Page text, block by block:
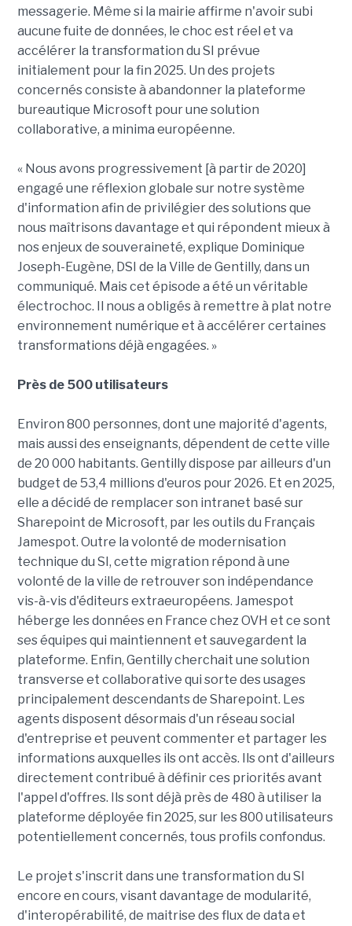
messagerie. Même si la mairie affirme n'avoir subi
aucune fuite de données, le choc est réel et va
accélérer la transformation du SI prévue
initialement pour la fin 2025. Un des projets
concernés consiste à abandonner la plateforme
bureautique Microsoft pour une solution
collaborative, a minima européenne.
« Nous avons progressivement [à partir de 2020]
engagé une réflexion globale sur notre système
d'information afin de privilégier des solutions que
nous maîtrisons davantage et qui répondent mieux à
nos enjeux de souveraineté, explique Dominique
Joseph-Eugène, DSI de la Ville de Gentilly, dans un
communiqué. Mais cet épisode a été un véritable
électrochoc. Il nous a obligés à remettre à plat notre
environnement numérique et à accélérer certaines
transformations déjà engagées. »
Près de 500 utilisateurs
Environ 800 personnes, dont une majorité d'agents,
mais aussi des enseignants, dépendent de cette ville
de 20 000 habitants. Gentilly dispose par ailleurs d'un
budget de 53,4 millions d'euros pour 2026. Et en 2025,
elle a décidé de remplacer son intranet basé sur
Sharepoint de Microsoft, par les outils du Français
Jamespot. Outre la volonté de modernisation
technique du SI, cette migration répond à une
volonté de la ville de retrouver son indépendance
vis-à-vis d'éditeurs extraeuropéens. Jamespot
héberge les données en France chez OVH et ce sont
ses équipes qui maintiennent et sauvegardent la
plateforme. Enfin, Gentilly cherchait une solution
transverse et collaborative qui sorte des usages
principalement descendants de Sharepoint. Les
agents disposent désormais d'un réseau social
d'entreprise et peuvent commenter et partager les
informations auxquelles ils ont accès. Ils ont d'ailleurs
directement contribué à définir ces priorités avant
l'appel d'offres. Ils sont déjà près de 480 à utiliser la
plateforme déployée fin 2025, sur les 800 utilisateurs
potentiellement concernés, tous profils confondus.
Le projet s'inscrit dans une transformation du SI
encore en cours, visant davantage de modularité,
d'interopérabilité, de maitrise des flux de data et